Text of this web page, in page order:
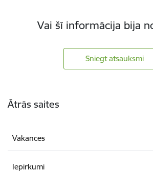
Vai šī informācija bija
Sniegt atsauksmi
Ātrās saites
Vakances
Iepirkumi